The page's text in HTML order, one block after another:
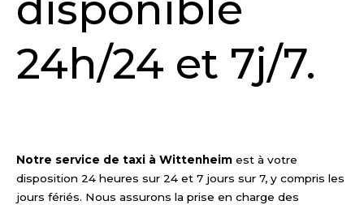
24h/24 et 7j/7.
Notre service de taxi à Wittenheim est à votre
disposition 24 heures sur 24 et 7 jours sur 7, y compris les
jours fériés. Nous assurons la prise en charge des